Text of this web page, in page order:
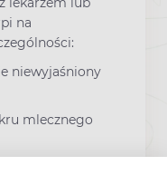
na
niewyjaśniony
mlecznego